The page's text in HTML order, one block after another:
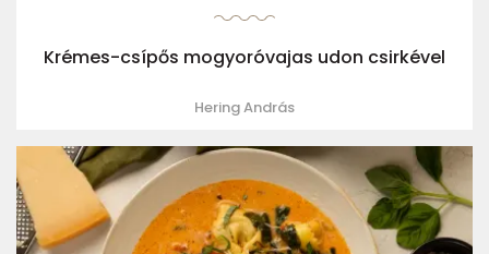
Krémes-csípős mogyoróvajas udon csirkével
Hering András